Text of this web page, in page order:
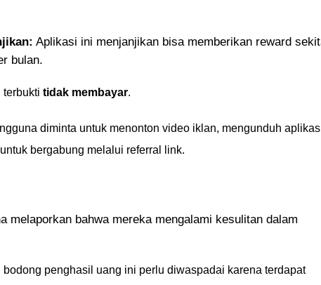
Aplikasi ini menjanjikan bisa memberikan reward
bulan.
tidak membayar.
diminta untuk menonton video iklan, mengunduh
bergabung melalui referral link.
melaporkan bahwa mereka mengalami kesulitan dalam
penghasil uang ini perlu diwaspadai karena terdapat